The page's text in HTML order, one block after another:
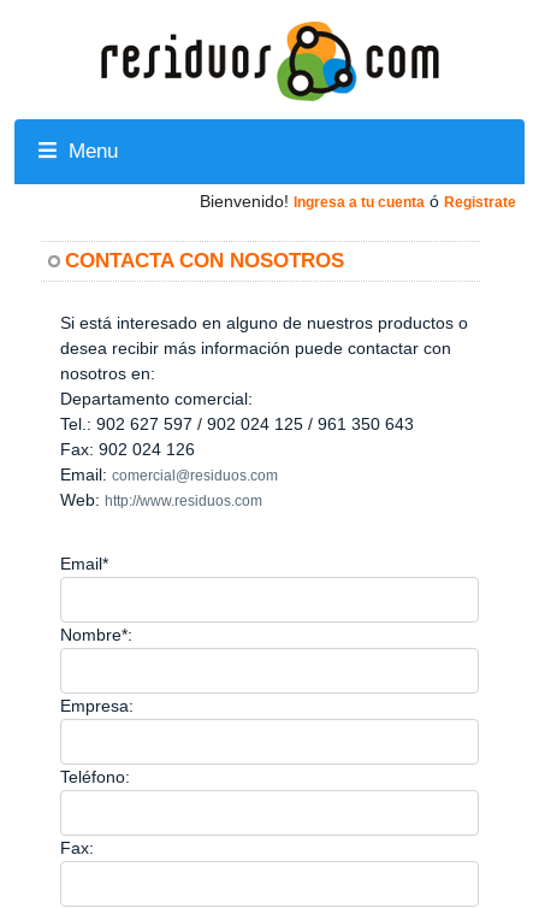
Menu
Bienvenido! Ingresa a tu cuenta ó Registrate
CONTACTA CON NOSOTROS
Si está interesado en alguno de nuestros productos o
desea recibir más información puede contactar con
nosotros en:
Departamento comercial:
Tel.: 902 627 597 / 902 024 125 / 961 350 643
Fax: 902 024 126
Email: comercial@residuos.com
Web: http://www.residuos.com
Email*
Nombre*:
Empresa:
Teléfono:
Fax: